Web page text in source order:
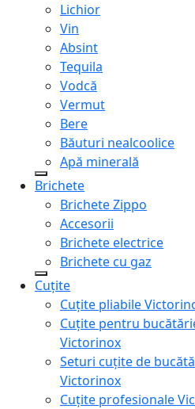
Lichior
Vin
Absint
Tequila
Vodcă
Vermut
Bere
Băuturi nealcoolice
Apă minerală
Brichete
Brichete Zippo
Accesorii
Brichete electrice
Brichete cu gaz
Cuțite
Cuțite pliabile
Cuțite pentru
Victorinox
Seturi cuțite de
Victorinox
Cuțite profesionale